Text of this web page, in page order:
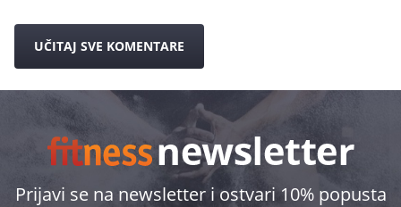
UČITAJ SVE KOMENTARE
Prijavi se na newsletter i ostvari 10% popusta